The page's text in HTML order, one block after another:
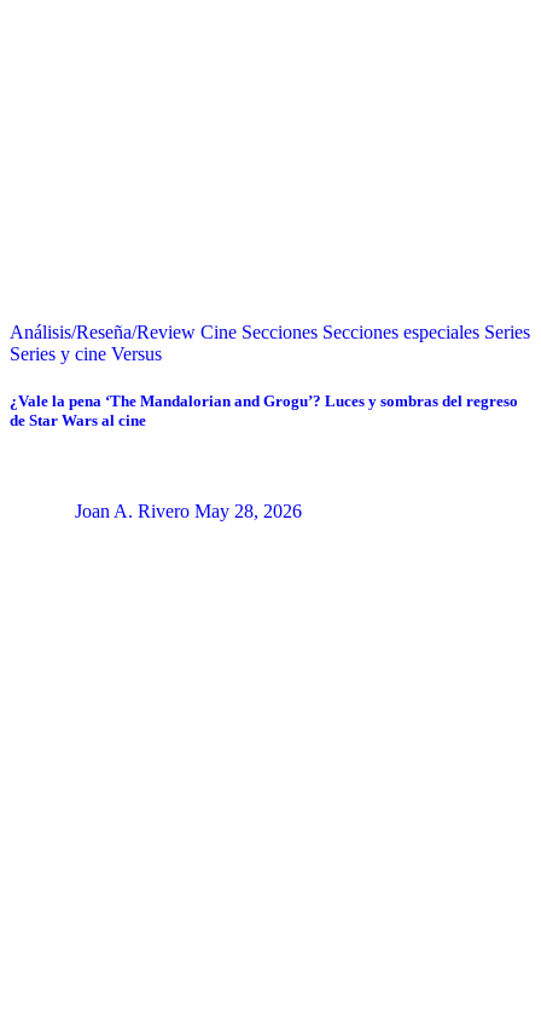
Análisis/Reseña/Review Cine Secciones Secciones especiales Series
Series y cine Versus
¿Vale la pena ‘The Mandalorian and Grogu’? Luces y sombras del regreso
de Star Wars al cine
Joan A. Rivero May 28, 2026